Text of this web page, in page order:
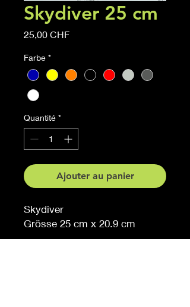
Skydiver 25 cm
25,00 CHFPrix
Farbe *
Quantité *
Ajouter au panier
Skydiver
Grösse 25 cm x 20.9 cm